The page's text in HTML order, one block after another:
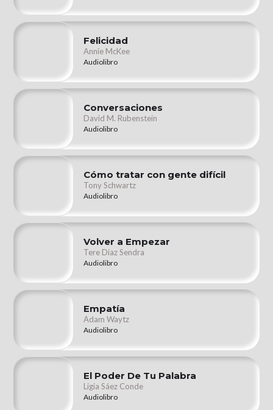
Felicidad
Annie McKee
Audiolibro
Conversaciones
David M. Rubenstein
Audiolibro
Cómo tratar con gente difícil
Tony Schwartz
Audiolibro
Volver a Empezar
Tere Diaz Sendra
Audiolibro
Empatía
Adam Waytz
Audiolibro
El Poder De Tu Palabra
Ligia Sáez Conde
Audiolibro